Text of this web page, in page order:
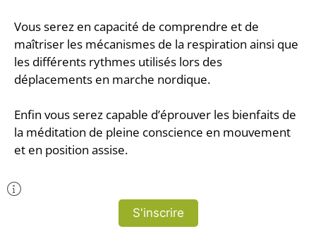
Vous serez en capacité de comprendre et de
maîtriser les mécanismes de la respiration ainsi que
les différents rythmes utilisés lors des
déplacements en marche nordique.
Enfin vous serez capable d’éprouver les bienfaits de
la méditation de pleine conscience en mouvement
et en position assise.
S'inscrire